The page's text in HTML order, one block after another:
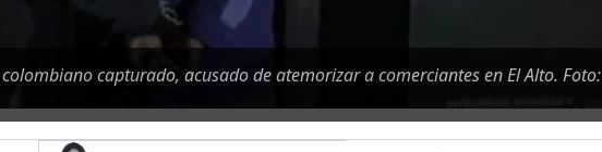
capturado, acusado de atemorizar a comerciantes en El Alto. Foto: